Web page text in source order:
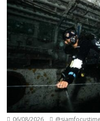
06/08/2026 @siamfocustime